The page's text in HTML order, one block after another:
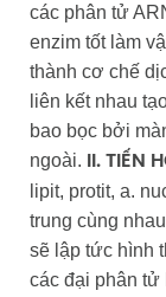
các phân tử
enzim tốt làm
thành cơ chế
liên kết nhau
bao bọc bởi
ngoài.
II. TIẾN
lipit, protit, a.
trung cùng
sẽ lập tức hình
các đại phân tử